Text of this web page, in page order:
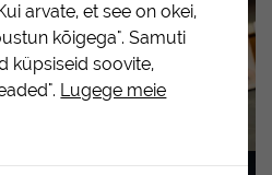
arvate, et see on okei,
kõigega". Samuti
küpsiseid soovite,
Lugege meie